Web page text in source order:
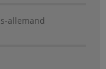
allemand